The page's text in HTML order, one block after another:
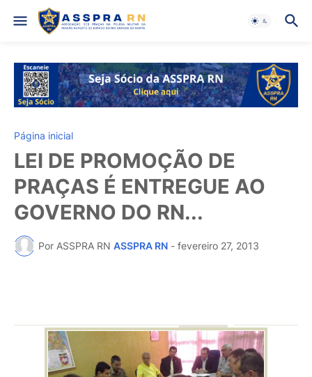
Página inicial
LEI DE PROMOÇÃO DE
PRAÇAS É ENTREGUE AO
GOVERNO DO RN...
Por ASSPRA RN ASSPRA RN - fevereiro 27, 2013